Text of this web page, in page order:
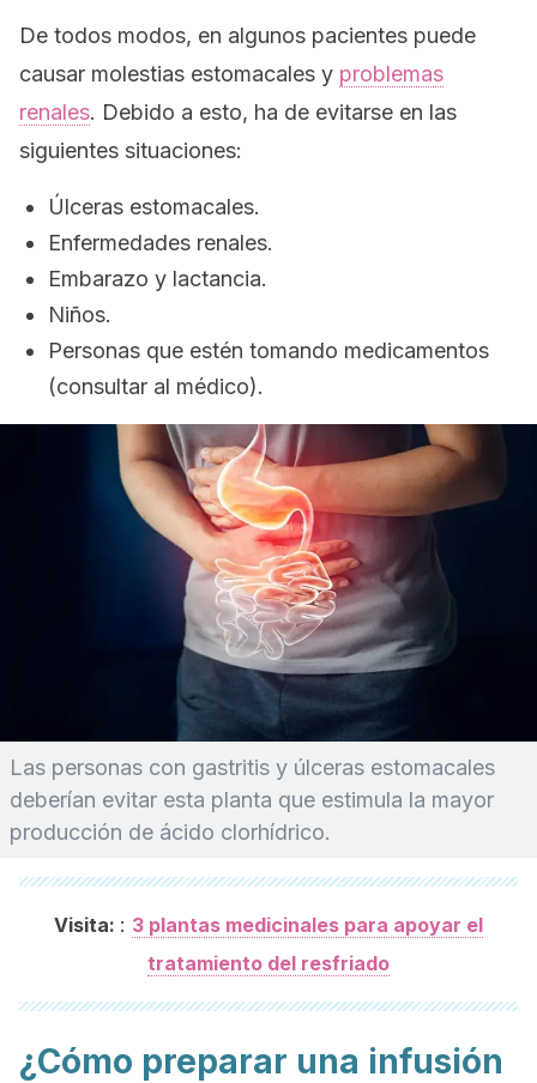
De todos modos, en algunos pacientes puede
causar molestias estomacales y problemas
renales. Debido a esto, ha de evitarse en las
siguientes situaciones:
Úlceras estomacales.
Enfermedades renales.
Embarazo y lactancia.
Niños.
Personas que estén tomando medicamentos
(consultar al médico).
Las personas con gastritis y úlceras estomacales
deberían evitar esta planta que estimula la mayor
producción de ácido clorhídrico.
Visita: : 3 plantas medicinales para apoyar el
tratamiento del resfriado
¿Cómo preparar una infusión